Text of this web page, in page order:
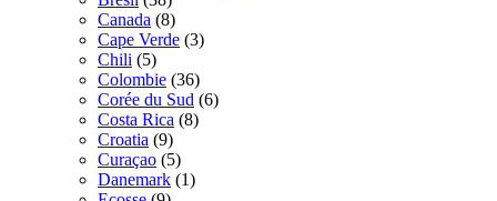
Canada (8)
Cape Verde (3)
Chili (5)
Colombie (36)
Corée du Sud (6)
Costa Rica (8)
Croatia (9)
Curaçao (5)
Danemark (1)